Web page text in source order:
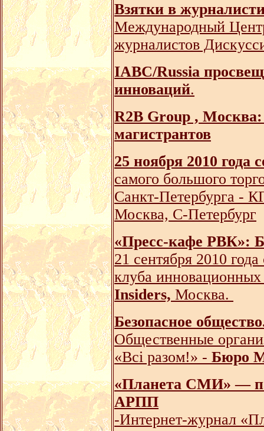
Взятки в
Международный
журналистов
IABC/Russia
инноваций.
R2B Group , Москва:
магистрантов
25 ноября 2010
самого большого
Санкт-Петербурга -
Москва, С-Петербург
«Пресс-кафе РВК»:
21 сентября 2010
клуба
Insiders, Москва.
Безопасное
Общественные
«Всі разом!» - Бюро
«Планета СМИ» —
АРПП
-Интернет-журнал